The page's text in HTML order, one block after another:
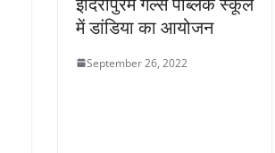
में डांडिया का आयोजन
September 26, 2022